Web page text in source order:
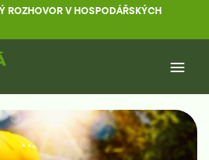
ROZHOVOR V HOSPODÁŘSKÝCH